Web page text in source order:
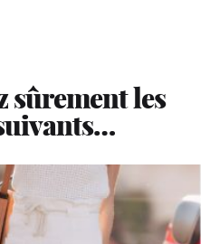
sûrement les